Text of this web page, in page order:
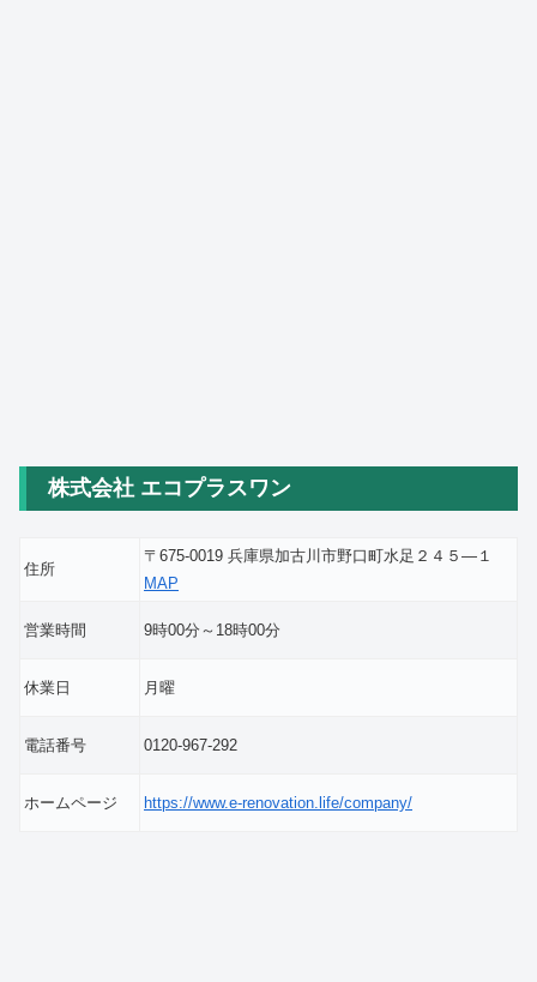
株式会社 エコプラスワン
住所
〒675-0019 兵庫県加古川市野口町水足２４５―１
MAP
営業時間 9時00分～18時00分
休業日 月曜
電話番号 0120-967-292
ホームページ https://www.e-renovation.life/company/